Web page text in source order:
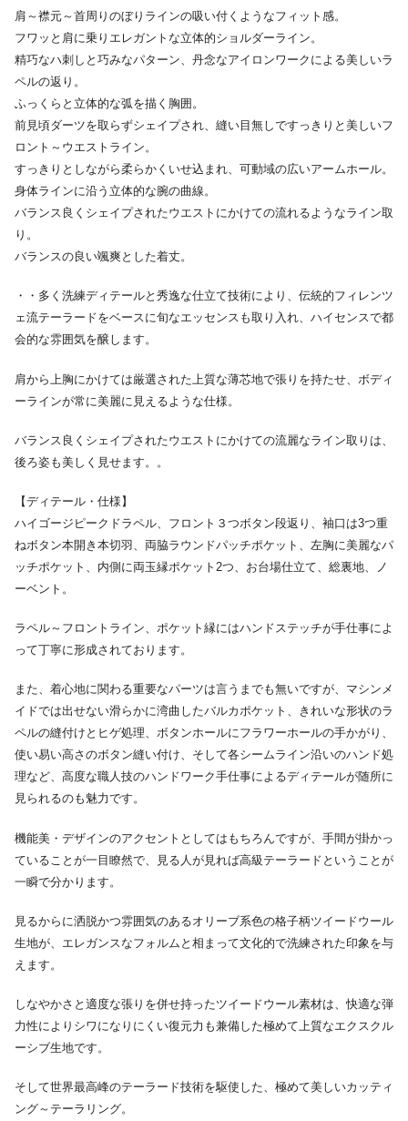
肩～襟元～首周りのぼりラインの吸い付くようなフィット感。
フワッと肩に乗りエレガントな立体的ショルダーライン。
精巧なハ刺しと巧みなパターン、丹念なアイロンワークによる美しいラ
ペルの返り。
ふっくらと立体的な弧を描く胸囲。
前見頃ダーツを取らずシェイプされ、縫い目無しですっきりと美しいフ
ロント～ウエストライン。
すっきりとしながら柔らかくいせ込まれ、可動域の広いアームホール。
身体ラインに沿う立体的な腕の曲線。
バランス良くシェイプされたウエストにかけての流れるようなライン取
り。
バランスの良い颯爽とした着丈。
・・多く洗練ディテールと秀逸な仕立て技術により、伝統的フィレンツ
ェ流テーラードをベースに旬なエッセンスも取り入れ、ハイセンスで都
会的な雰囲気を醸します。
肩から上胸にかけては厳選された上質な薄芯地で張りを持たせ、ボディ
ーラインが常に美麗に見えるような仕様。
バランス良くシェイプされたウエストにかけての流麗なライン取りは、
後ろ姿も美しく見せます。。
【ディテール・仕様】
ハイゴージピークドラペル、フロント３つボタン段返り、袖口は3つ重
ねボタン本開き本切羽、両脇ラウンドパッチポケット、左胸に美麗なパ
ッチポケット、内側に両玉縁ポケット2つ、お台場仕立て、総裏地、ノ
ーベント。
ラペル～フロントライン、ポケット縁にはハンドステッチが手仕事によ
って丁寧に形成されております。
また、着心地に関わる重要なパーツは言うまでも無いですが、マシンメ
イドでは出せない滑らかに湾曲したバルカポケット、きれいな形状のラ
ペルの縫付けとヒゲ処理、ボタンホールにフラワーホールの手かがり、
使い易い高さのボタン縫い付け、そして各シームライン沿いのハンド処
理など、高度な職人技のハンドワーク手仕事によるディテールが随所に
見られるのも魅力です。
機能美・デザインのアクセントとしてはもちろんですが、手間が掛かっ
ていることが一目瞭然で、見る人が見れば高級テーラードということが
一瞬で分かります。
見るからに洒脱かつ雰囲気のあるオリーブ系色の格子柄ツイードウール
生地が、エレガンスなフォルムと相まって文化的で洗練された印象を与
えます。
しなやかさと適度な張りを併せ持ったツイードウール素材は、快適な弾
力性によりシワになりにくい復元力も兼備した極めて上質なエクスクル
ーシブ生地です。
そして世界最高峰のテーラード技術を駆使した、極めて美しいカッティ
ング～テーラリング。